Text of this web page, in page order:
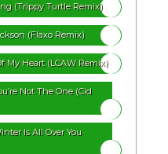
(Trippy Turtle Remix)
(Flaxo Remix)
My Heart (LCAW Remix)
Not The One (Cid
Is All Over You